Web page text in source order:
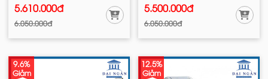
5.610.000đ
6.050.000đ
5.500.000đ
6.050.000đ
9.6%
Giảm
12.5%
Giảm